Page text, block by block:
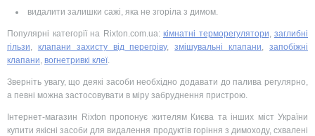
видалити залишки сажі, яка не згоріла з димом.
Популярні категорії на Rixton.com.ua: кімнатні терморегулятори заглибні
гільзи
клапани захисту від перегріву,змішувальні клапани ,запобіжні
клапани вогнетривкі клеї.
Зверніть увагу, що деякі засоби необхідно додавати до палива регулярно,
а певні можна застосовувати в міру забруднення пристрою.
Інтернет-магазин Rixton пропонує жителям Києва та інших міст України
купити якісні засоби для видалення продуктів горіння з димоходу, схвалені